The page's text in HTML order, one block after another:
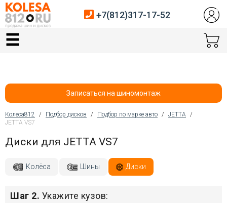
Главная
Автосервис
Покупателям
+7(812)317-17-52
Записаться на шиномонтаж
Вы здесь
Колеса812 / Подбор дисков / Подбор по марке авто / JETTA /
JETTA VS7
Диски для JETTA VS7
Колёса Шины Диски
Шаг 2. Укажите кузов: